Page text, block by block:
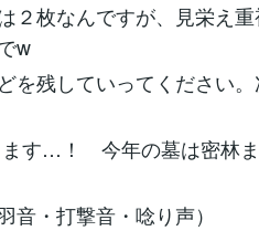
２枚なんですが、見栄え
w
を残していってください
ます…！ 今年の墓は密林
・打撃音・唸り声）